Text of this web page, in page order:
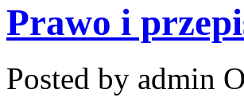
Prawo i
Posted by admin